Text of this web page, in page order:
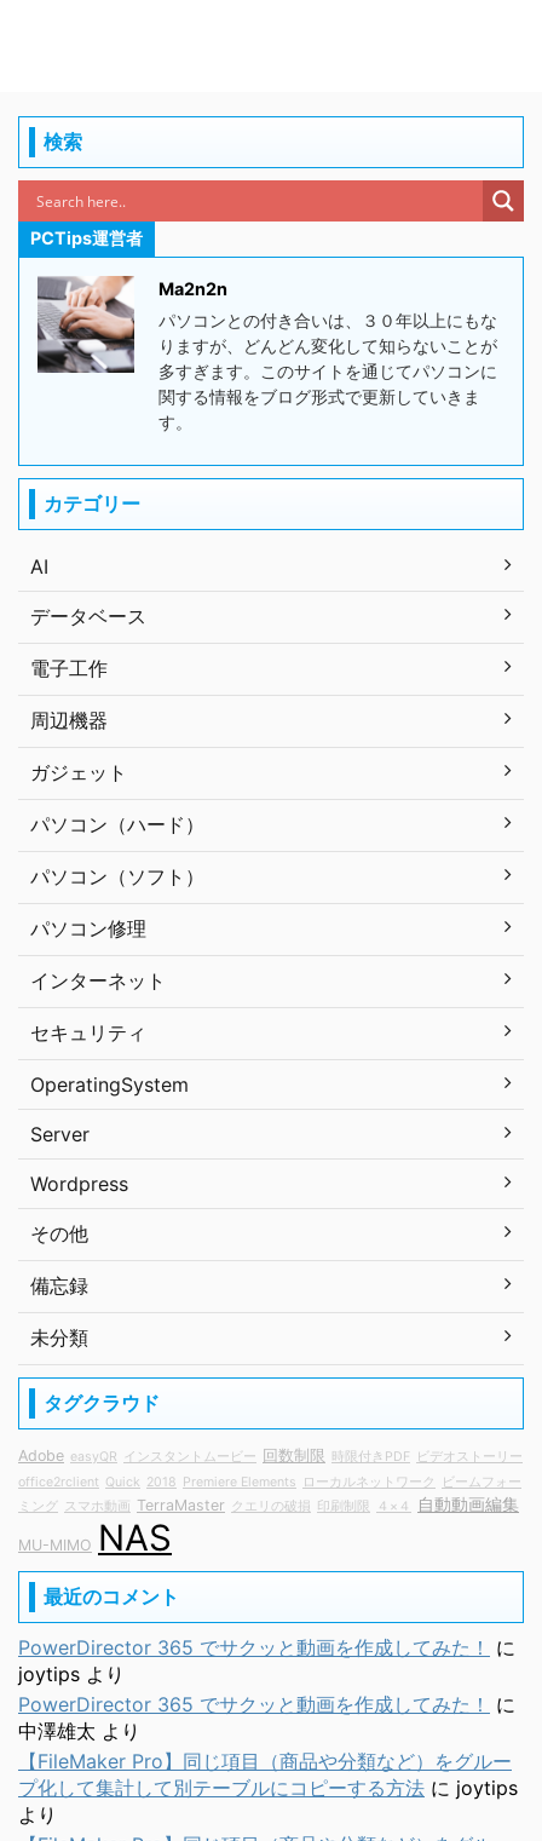
検索
PCTips運営者
Ma2n2n
パソコンとの付き合いは、３０年以上にもな
りますが、どんどん変化して知らないことが
多すぎます。このサイトを通じてパソコンに
関する情報をブログ形式で更新していきま
す。
カテゴリー
AI
データベース
電子工作
周辺機器
ガジェット
パソコン（ハード）
パソコン（ソフト）
パソコン修理
インターネット
セキュリティ
OperatingSystem
Server
Wordpress
その他
備忘録
未分類
タグクラウド
Adobe easyQR インスタントムービー 回数制限 時限付きPDF
ビデオストーリー
office2rclient Quick 2018 Premiere Elements ローカルネットワーク
ビームフォー
ミング
スマホ動画 TerraMaster クエリの破損 印刷制限 ４×４ 自動動画編集
MU-MIMO NAS
最近のコメント
PowerDirector 365 でサクッと動画を作成してみた！
に
joytips より
PowerDirector 365 でサクッと動画を作成してみた！
に
中澤雄太 より
【FileMaker Pro】同じ項目（商品や分類など）をグルー
プ化して集計して別テーブルにコピーする方法 に joytips
より